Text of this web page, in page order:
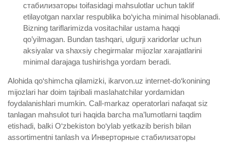
стабилизаторы toifasidagi mahsulotlar uchun taklif
etilayotgan narxlar respublika bo‘yicha minimal hisoblanadi.
Bizning tariflarimizda vositachilar ustama haqqi
qo’yilmagan. Bundan tashqari, ulgurji xaridorlar uchun
aksiyalar va shaxsiy chegirmalar mijozlar xarajatlarini
minimal darajaga tushirishga yordam beradi.
Alohida qo‘shimcha qilamizki, ikarvon.uz internet-do‘konining
mijozlari har doim tajribali maslahatchilar yordamidan
foydalanishlari mumkin. Call-markaz operatorlari nafaqat siz
tanlagan mahsulot turi haqida barcha ma’lumotlarni taqdim
etishadi, balki O‘zbekiston bo‘ylab yetkazib berish bilan
assortimentni tanlash va Инверторные стабилизаторы